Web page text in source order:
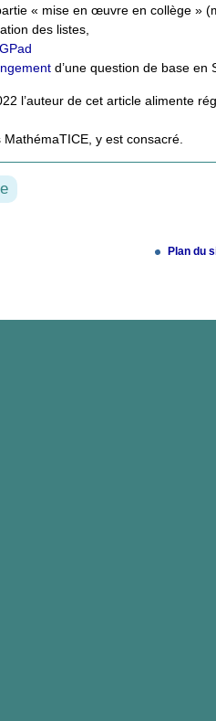
« mise en œuvre en collège »
des listes,
d’une question de base en
l’auteur de cet article alimente
MathémaTICE, y est consacré.
Plan du